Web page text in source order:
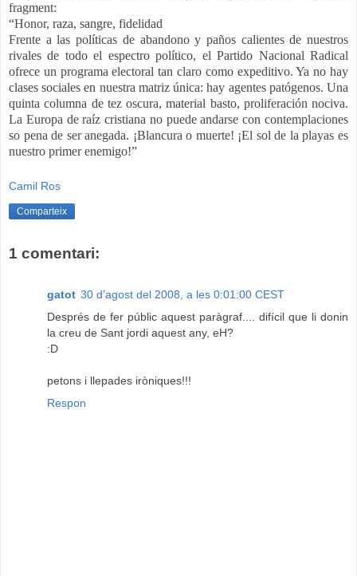
fragment:
“Honor, raza, sangre, fidelidad
Frente a las políticas de abandono y paños calientes de nuestros
rivales de todo el espectro político, el Partido Nacional Radical
ofrece un programa electoral tan claro como expeditivo. Ya no hay
clases sociales en nuestra matriz única: hay agentes patógenos. Una
quinta columna de tez oscura, material basto, proliferación nociva.
La Europa de raíz cristiana no puede andarse con contemplaciones
so pena de ser anegada. ¡Blancura o muerte! ¡El sol de la playas es
nuestro primer enemigo!”
Camil Ros
Comparteix
1 comentari:
gatot 30 d’agost del 2008, a les 0:01:00 CEST
Després de fer públic aquest paràgraf.... difícil que li donin
la creu de Sant jordi aquest any, eH?
:D
petons i llepades iròniques!!!
Respon